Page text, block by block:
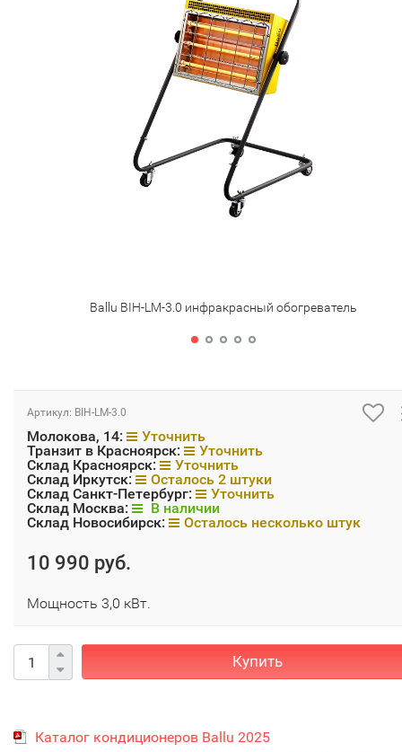
Ballu BIH-LM-3.0 инфракрасный обогреватель
Артикул: BIH-LM-3.0
Молокова, 14:
Уточнить
Транзит в Красноярск:
Уточнить
Склад Красноярск:
Уточнить
Склад Иркутск:
Осталось 2 штуки
Склад Санкт-Петербург:
Уточнить
Склад Москва:
В наличии
Склад Новосибирск:
Осталось несколько штук
10 990 руб.
Мощность 3,0 кВт.
Купить
Каталог кондиционеров Ballu 2025